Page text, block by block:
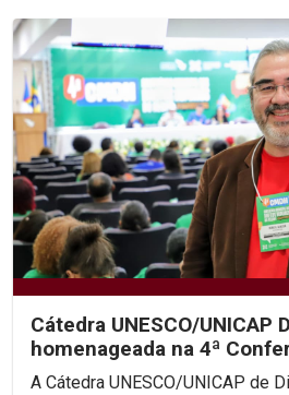
Cátedra UNESCO/UNICAP
homenageada na 4ª
de Direitos Humanos do...
A Cátedra UNESCO/UNICAP de